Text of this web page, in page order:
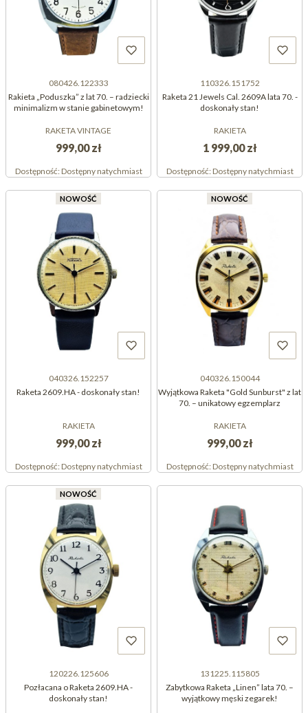
080426.122333
Rakieta „Poduszka” z lat 70. – radziecki
minimalizm w stanie gabinetowym!
RAKETA VINTAGE
999,00 zł
Dostępność:Dostępny natychmiast
110326.151752
Raketa 21 Jewels Cal. 2609A lata 70. -
doskonały stan!
RAKIETA
1 999,00 zł
Dostępność:Dostępny natychmiast
NOWOŚĆ
040326.152257
Raketa 2609.HA - doskonały stan!
RAKIETA
999,00 zł
Dostępność:Dostępny natychmiast
NOWOŚĆ
040326.150044
Wyjątkowa Raketa "Gold Sunburst" z lat
70. – unikatowy egzemplarz
RAKIETA
999,00 zł
Dostępność:Dostępny natychmiast
NOWOŚĆ
120226.125606
Pozłacana o Raketa 2609.HA -
doskonały stan!
131225.115805
Zabytkowa Raketa „Linen” lata 70. –
wyjątkowy męski zegarek!